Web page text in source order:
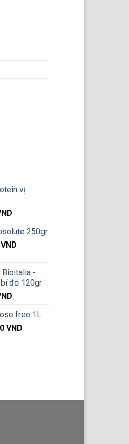
vị
tại
là:
250gr
VND.
VND
là:
99,000 VND.
Bioitalia -
bí đỏ 120gr
tại
là:
free 1L
VNDKhoảng